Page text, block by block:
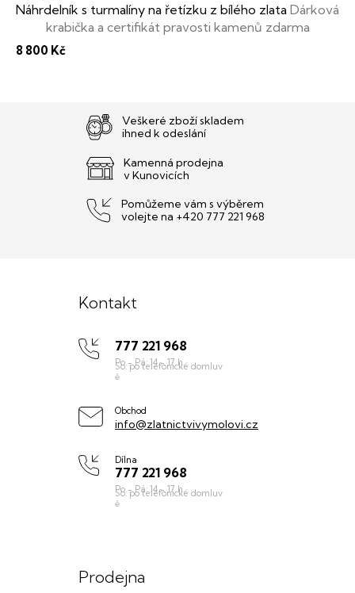
Náhrdelník s turmalíny na řetízku z bílého zlata Dárková
krabička a certifikát pravosti kamenů zdarma
8 800 Kč
Veškeré zboží skladem
ihned k odeslání
Kamenná prodejna
v Kunovicích
Pomůžeme vám s výběrem
volejte na +420 777 221 968
Kontakt
777 221 968
Obchod
info@zlatnictvivymolovi.cz
Dílna
777 221 968
Prodejna